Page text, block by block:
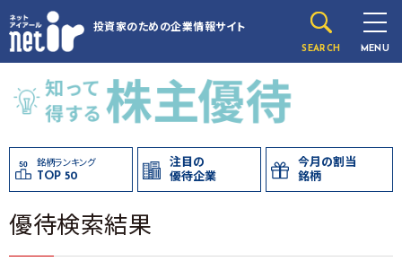
投資家のための企業情報サイト
SEARCH MENU
銘柄ランキング
TOP 50
注目の
優待企業
今月の割当
銘柄
優待検索結果